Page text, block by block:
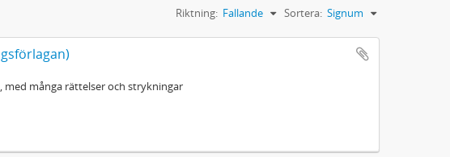
Sortera: Signum
Riktning: Fallande
många rättelser och strykningar